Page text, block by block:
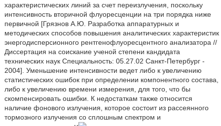
характеристических линий за счет переизлучения, поскольку
интенсивность вторичной флуоресценции на три порядка ниже
первичной [Грязнов А.Ю. Разработка аппаратурных и
методических способов повышения аналитических характеристик
энергодисперсионного рентгенофлуоресцентного анализатора //
Диссертация на соискание ученой степени кандидата
технических наук Специальность: 05.27.02 Санкт-Петербург -
2004]. Уменьшение интенсивности ведет либо к увеличению
статистических ошибок при определении компонентного состава,
либо к увеличению времени измерения, для того, что бы
скомпенсировать ошибки. К недостаткам также относится
наличие фонового излучения, которое состоит из рассеянного
тормозного излучения со сплошным спектром и